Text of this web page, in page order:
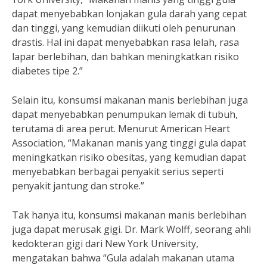
dapat menyebabkan lonjakan gula darah yang cepat
dan tinggi, yang kemudian diikuti oleh penurunan
drastis. Hal ini dapat menyebabkan rasa lelah, rasa
lapar berlebihan, dan bahkan meningkatkan risiko
diabetes tipe 2.”
Selain itu, konsumsi makanan manis berlebihan juga
dapat menyebabkan penumpukan lemak di tubuh,
terutama di area perut. Menurut American Heart
Association, “Makanan manis yang tinggi gula dapat
meningkatkan risiko obesitas, yang kemudian dapat
menyebabkan berbagai penyakit serius seperti
penyakit jantung dan stroke.”
Tak hanya itu, konsumsi makanan manis berlebihan
juga dapat merusak gigi. Dr. Mark Wolff, seorang ahli
kedokteran gigi dari New York University,
mengatakan bahwa “Gula adalah makanan utama